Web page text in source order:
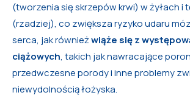
(tworzenia się skrzepów krwi) w żyłach i
(rzadziej), co zwiększa ryzyko udaru
serca, jak równieżwiąże się z
ciążowych, takich jak nawracające
przedwczesne porody i inne problemy
niewydolnością łożyska.